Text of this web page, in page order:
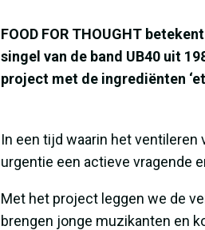
FOOD FOR THOUGHT
singel van de band UB40 uit
project met de ingrediënten
In een tijd waarin het ventileren
urgentie een actieve vragende
Met het project leggen we de
brengen jonge muzikanten en